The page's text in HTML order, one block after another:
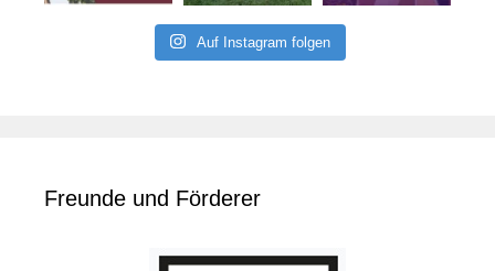
Auf Instagram folgen
Freunde und Förderer